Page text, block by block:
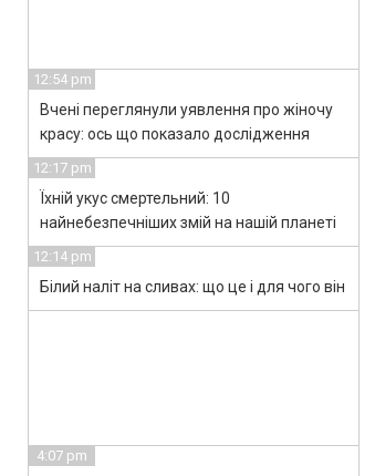
12:54 pm
Вчені переглянули уявлення про жіночу
красу: ось що показало дослідження
12:17 pm
Їхній укус смертельний: 10
найнебезпечніших змій на нашій планеті
12:14 pm
Білий наліт на сливах: що це і для чого він
4:07 pm